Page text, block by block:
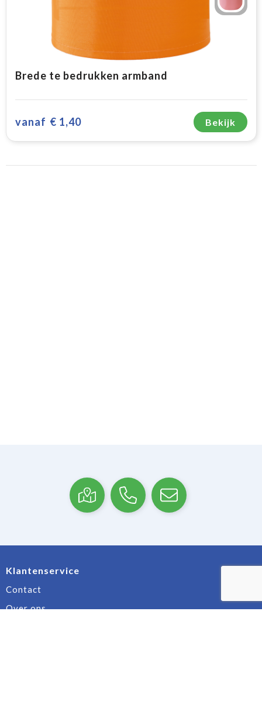
Brede te bedrukken armband
vanaf € 1,40 Bekijk
Klantenservice
Contact
Over ons